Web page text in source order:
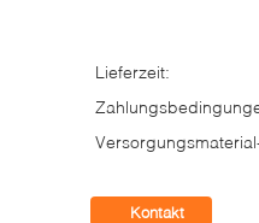
Lieferzeit:
Kontakt